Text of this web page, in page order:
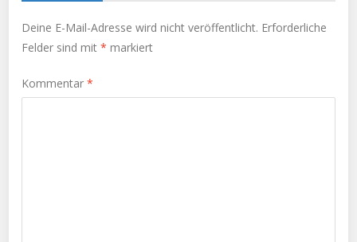
Deine E-Mail-Adresse wird nicht veröffentlicht. Erforderliche
Felder sind mit* markiert
Kommentar*